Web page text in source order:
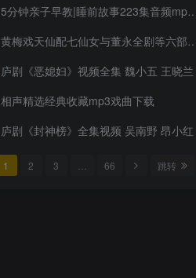
5分钟亲子早教|睡前故事223集音频mp3打包下载
黄梅戏天仙配七仙女与董永全剧等六部mp4打包戏曲下载
庐剧《恶媳妇》视频全集 魏小五 王晓兰
相声精选经典收藏mp3戏曲下载
庐剧《封神榜》全集视频 吴南野 昂小红
1 2 3 66 跳转